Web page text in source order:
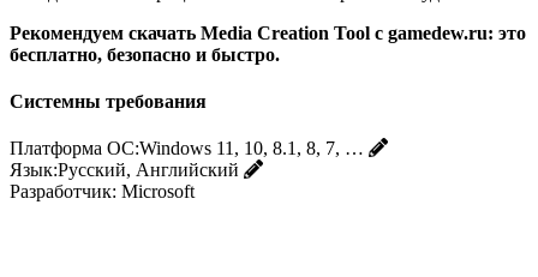
Рекомендуем скачать Media Creation Tool с gamedew.ru: это
бесплатно, безопасно и быстро.
Системны требования
Платформа ОС:Windows 11, 10, 8.1, 8, 7, …
Язык:Русский, Английский
Разработчик: Microsoft